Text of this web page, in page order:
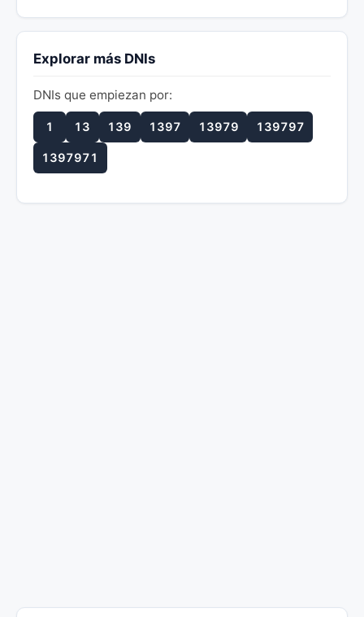
Explorar más DNIs
DNIs que empiezan por:
1 13 139 1397 13979 139797
1397971